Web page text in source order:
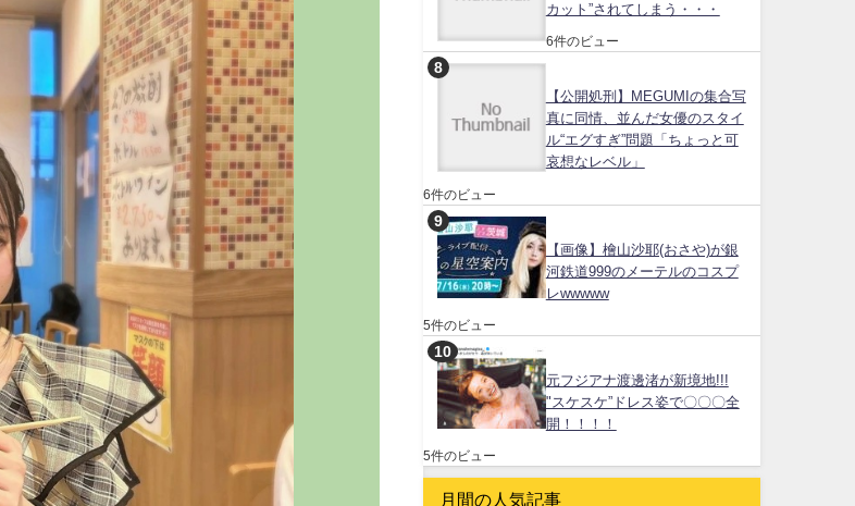
カット”されてしまう・・・
6件のビュー
【公開処刑】MEGUMIの集合写
真に同情、並んだ女優のスタイ
ル“エグすぎ”問題「ちょっと可
哀想なレベル」
6件のビュー
【画像】檜山沙耶(おさや)が銀
河鉄道999のメーテルのコスプ
レwwwww
5件のビュー
元フジアナ渡邊渚が新境地!!!
"スケスケ”ドレス姿で〇〇〇全
開！！！！
5件のビュー
月間の人気記事